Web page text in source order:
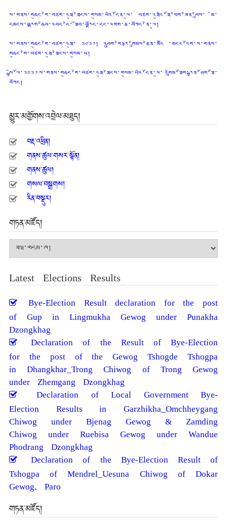
ས་གནས་གཞུང་གི་བཙག་འཐུ་ཐེངས་གསུམ་པའི་དོན་ལུ་ བཙག་འཐུའི་ཐོ་ཡིག་ཟིན་བྲིས་ མི་
དམངས་བརྟག་ཞིབ་འབད་དེ་ ཐོབ་བརྗོད་དང་འགག་ཆ་བཀོད་ནི་ལུ།
ས་གནས་གཞུང་གི་བཙག་འཐུ་ ༢༠༢༡། འབྲུག་གི་རྩ་ཁྲིམས་ཆེན་མའིོ ་མངའ་འོག་ས་གནས་
གཞུང་གི་བཙག་འཐུ་ཐེངས་གསུམ་པ།
སྤྱི་ལོ་༢༠༢༡ ས་གནས་གཞུང་གི་བཙག་འཐུ་ཐེངས་གསུམ་པའི་དོན་ལུ་ འགྲེམ་ཐོག་རྒྱན་ཤོག་ཐོ་
བཀོད།
མྱུར་མགྱོགས་འབྲེལ་མཐུད།
བརྡ་འཕྲིན།
གནས་ཚུལ་གསར་སྟོན།
གནས་ཚུལ།
གསལ་བསྒྲགས།
རིན་བསྡུར།
གཏན་མཛོད།
Latest Elections Results
Bye-Election Result declaration for the post
of Gup in Lingmukha Gewog under Punakha
Dzongkhag
Declaration of the Result of Bye-Election
for the post of the Gewog Tshogde Tshogpa
in Dhangkhar_Trong Chiwog of Trong Gewog
under Zhemgang Dzongkhag
Declaration of Local Government Bye-
Election Results in Garzhikha_Omchheygang
Chiwog under Bjenag Gewog & Zamding
Chiwog under Ruebisa Gewog under Wandue
Phodrang Dzongkhag
Declaration of the Bye-Election Result of
Tshogpa of Mendrel_Uesuna Chiwog of Dokar
Gewog, Paro
གཏན་མཛོད།